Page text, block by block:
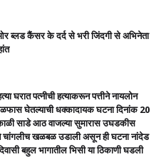
ब्लड कैंसर के दर्द से भरी जिंदगी से अभिनेता
घरात पत्नीची हत्याकरून पत्तीने नायलोन
घेतल्याची धक्कादायक घटना दिनांक 20
साडे आठ वाजल्या सुमारास उघडकीस
चांगलीच खळबळ उडाली असून ही घटना नांदेड
बहुल भागातील भिसी या ठिकाणी घडली